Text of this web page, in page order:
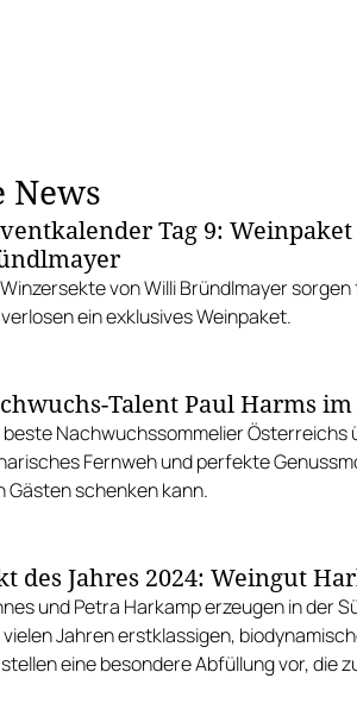
News
Tag 9:
von Willi Bründlmayer
ein exklusives Weinpaket.
Talent Paul Harms im
beste Nachwuchssommelier Österreichs
Fernweh und perfekte
Gästen schenken kann.
des Jahres 2024: Weingut
und Petra Harkamp erzeugen in der
Jahren erstklassigen,
eine besondere Abfüllung vor, die